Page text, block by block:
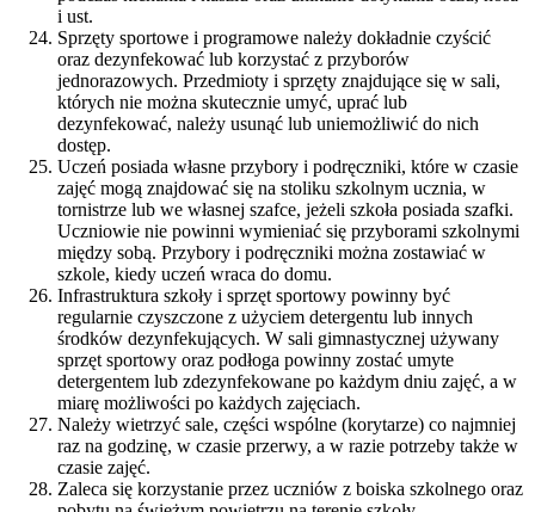
i ust.
Sprzęty sportowe i programowe należy dokładnie czyścić
oraz dezynfekować lub korzystać z przyborów
jednorazowych. Przedmioty i sprzęty znajdujące się w sali,
których nie można skutecznie umyć, uprać lub
dezynfekować, należy usunąć lub uniemożliwić do nich
dostęp.
Uczeń posiada własne przybory i podręczniki, które w czasie
zajęć mogą znajdować się na stoliku szkolnym ucznia, w
tornistrze lub we własnej szafce, jeżeli szkoła posiada szafki.
Uczniowie nie powinni wymieniać się przyborami szkolnymi
między sobą. Przybory i podręczniki można zostawiać w
szkole, kiedy uczeń wraca do domu.
Infrastruktura szkoły i sprzęt sportowy powinny być
regularnie czyszczone z użyciem detergentu lub innych
środków dezynfekujących. W sali gimnastycznej używany
sprzęt sportowy oraz podłoga powinny zostać umyte
detergentem lub zdezynfekowane po każdym dniu zajęć, a w
miarę możliwości po każdych zajęciach.
Należy wietrzyć sale, części wspólne (korytarze) co najmniej
raz na godzinę, w czasie przerwy, a w razie potrzeby także w
czasie zajęć.
Zaleca się korzystanie przez uczniów z boiska szkolnego oraz